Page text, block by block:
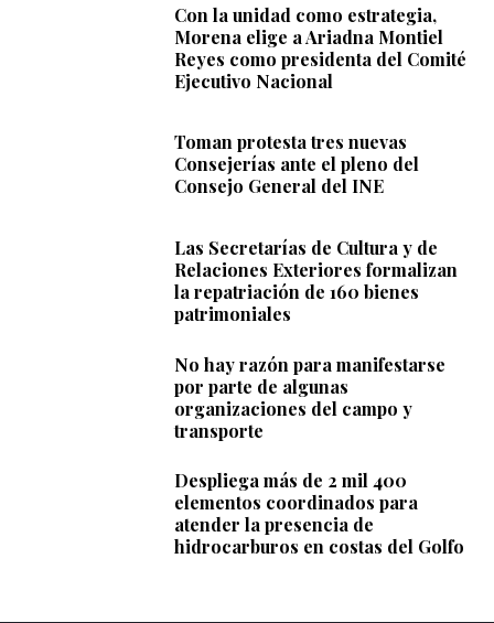
Con la unidad como estrategia,
Morena elige a Ariadna Montiel
Reyes como presidenta del Comité
Ejecutivo Nacional
Toman protesta tres nuevas
Consejerías ante el pleno del
Consejo General del INE
Las Secretarías de Cultura y de
Relaciones Exteriores formalizan
la repatriación de 160 bienes
patrimoniales
No hay razón para manifestarse
por parte de algunas
organizaciones del campo y
transporte
Despliega más de 2 mil 400
elementos coordinados para
atender la presencia de
hidrocarburos en costas del Golfo